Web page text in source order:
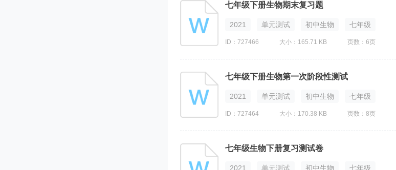
七年级下册生物期末复习题
2021 单元测试 初中生物 七年级
ID：727466 大小：165.71 KB 页数：6页
七年级下册生物第一次阶段性测试
2021 单元测试 初中生物 七年级
ID：727464 大小：170.38 KB 页数：8页
七年级生物下册复习测试卷
2021 单元测试 初中生物 七年级